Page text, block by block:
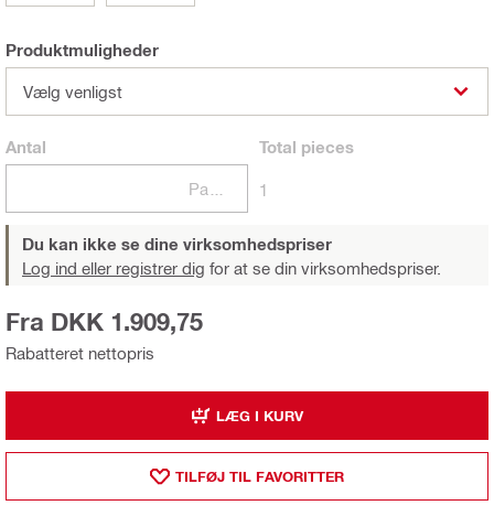
Produktmuligheder
Vælg venligst
Antal Total pieces
1
Du kan ikke se dine virksomhedspriser
Log ind eller registrer dig for at se din virksomhedspriser.
Rabatteret nettopris
Fra DKK 1.909,75
LÆG I KURV
TILFØJ TIL FAVORITTER